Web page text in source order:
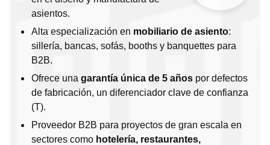
asientos.
Alta especialización en mobiliario de asiento:
sillería, bancas, sofás, booths y banquettes para
B2B.
Ofrece una garantía única de 5 años por defectos
de fabricación, un diferenciador clave de confianza
(T).
Proveedor B2B para proyectos de gran escala en
sectores como hotelería, restaurantes,